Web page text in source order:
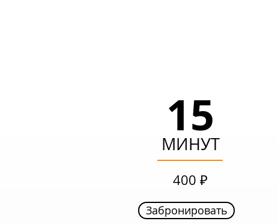
15
МИНУТ
Забронировать
15
МИНУТ
400 ₽
Забронировать